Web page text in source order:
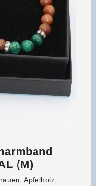
(M)
Apfelholz